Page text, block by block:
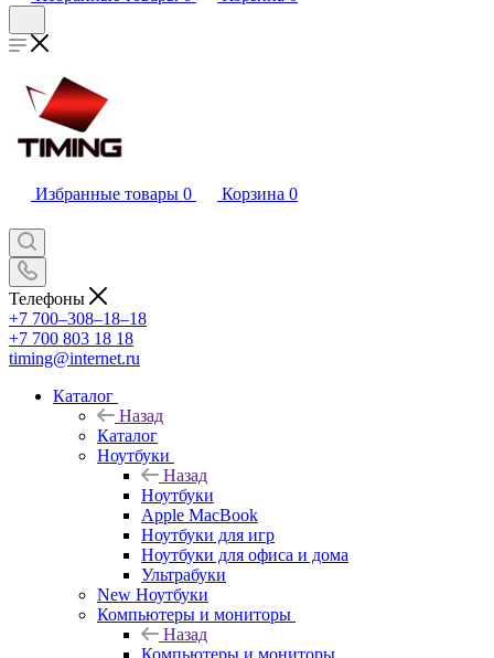
Избранные товары 0 Корзина 0
Телефоны
+7 700‒308‒18‒18
+7 700 803 18 18
timing@internet.ru
Каталог
Назад
Каталог
Ноутбуки
Назад
Ноутбуки
Apple MacBook
Ноутбуки для игр
Ноутбуки для офиса и дома
Ультрабуки
New Ноутбуки
Компьютеры и мониторы
Назад
Компьютеры и мониторы